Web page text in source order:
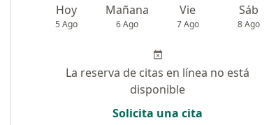
Hoy
5 Ago
Mañana
6 Ago
Vie
7 Ago
Sáb
8 Ago
La reserva de citas en línea no está
disponible
Solicita una cita